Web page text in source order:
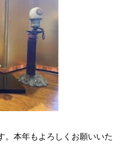
。本年もよろしくお願いいた